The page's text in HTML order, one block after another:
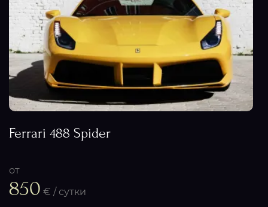
Ferrari 488 Spider
от
850 € / сутки